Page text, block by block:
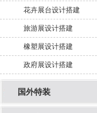
花卉展台设计搭建
旅游展设计搭建
橡塑展设计搭建
政府展设计搭建
国外特装